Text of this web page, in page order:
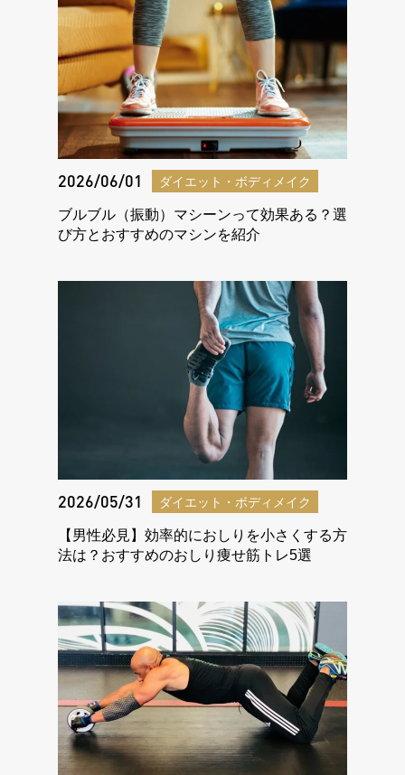
2026/06/01 ダイエット・ボディメイク
ブルブル（振動）マシーンって効果ある？選
び方とおすすめのマシンを紹介
2026/05/31 ダイエット・ボディメイク
【男性必見】効率的におしりを小さくする方
法は？おすすめのおしり痩せ筋トレ5選